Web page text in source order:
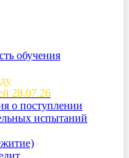
обучения
28.07.26
о поступлении
испытаний